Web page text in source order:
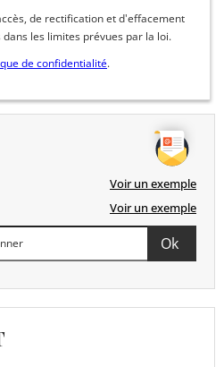
de rectification et d'effacement
les limites prévues par la loi.
de confidentialité.
Voir un exemple
Voir un exemple